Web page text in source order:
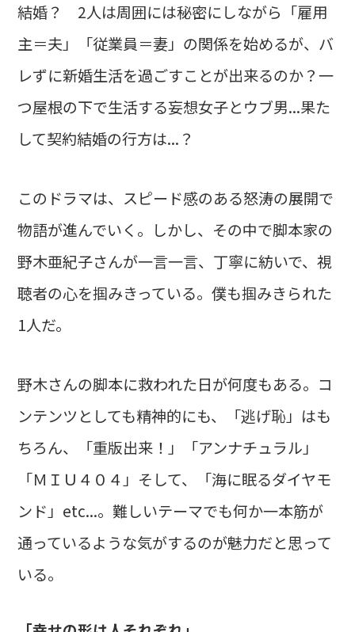
結婚？ 2人は周囲には秘密にしながら「雇用
主＝夫」「従業員＝妻」の関係を始めるが、バ
レずに新婚生活を過ごすことが出来るのか？一
つ屋根の下で生活する妄想女子とウブ男...果た
して契約結婚の行方は...？
このドラマは、スピード感のある怒涛の展開で
物語が進んでいく。しかし、その中で脚本家の
野木亜紀子さんが一言一言、丁寧に紡いで、視
聴者の心を掴みきっている。僕も掴みきられた
1人だ。
野木さんの脚本に救われた日が何度もある。コ
ンテンツとしても精神的にも、「逃げ恥」はも
ちろん、「重版出来！」「アンナチュラル」
「ＭＩＵ４０４」そして、「海に眠るダイヤモ
ンド」etc...。難しいテーマでも何か一本筋が
通っているような気がするのが魅力だと思って
いる。